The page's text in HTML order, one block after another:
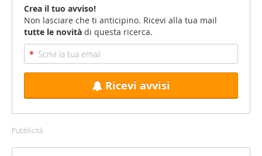
Crea il tuo avviso!
Non lasciare che ti anticipino. Ricevi alla tua mail
tutte le novità di questa ricerca.
Ricevi avvisi
Pubblicità